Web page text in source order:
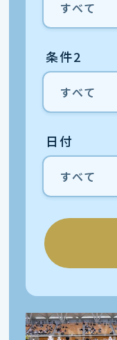
条件2
日付